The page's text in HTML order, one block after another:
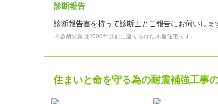
診断報告
診断報告書を持って診断士とご報告にお伺いしま
※診断対象は2000年以前に建てられた木造住宅です。
住まいと命を守る為の耐震補強工事